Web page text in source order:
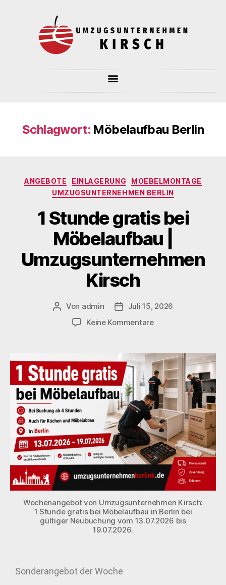
Schlagwort: Möbelaufbau Berlin
ANGEBOTE EINLAGERUNG
MOEBELMONTAGE
UMZUGSUNTERNEHMEN BERLIN
1 Stunde gratis bei
Möbelaufbau |
Umzugsunternehmen
Kirsch
Von admin
Juli 15, 2026
Keine Kommentare
Wochenangebot von Umzugsunternehmen Kirsch:
1 Stunde gratis bei Möbelaufbau in Berlin bei
gültiger Neubuchung vom 13.07.2026 bis
19.07.2026.
Sonderangebot der Woche